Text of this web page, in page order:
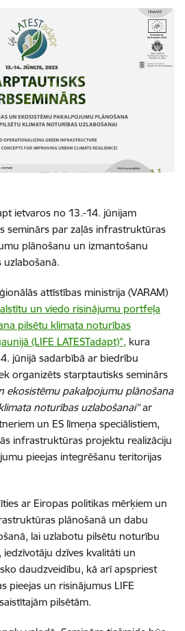
ietvaros no 13.-14. jūnijam
seminārs par zaļās infrastruktūras
plānošanu un izmantošanu
attīstības ministrija (VARAM)
un viedo risinājumu portfeļa
pilsētu klimata noturības
(LIFE LATESTadapt)”, kura
jūnijā sadarbībā ar biedrību
organizēts starptautisks seminārs
ekosistēmu pakalpojumu plānošana
noturības uzlabošanai”ar
un ES līmeņa speciālistiem,
infrastruktūras projektu realizāciju
pieejas integrēšanu teritorijas
ar Eiropas politikas mērķiem un
plānošanā un dabu
lai uzlabotu pilsētu noturību
dzīves kvalitāti un
daudzveidību, kā arī apspriest
pieejas un risinājumus LIFE
pilsētām.